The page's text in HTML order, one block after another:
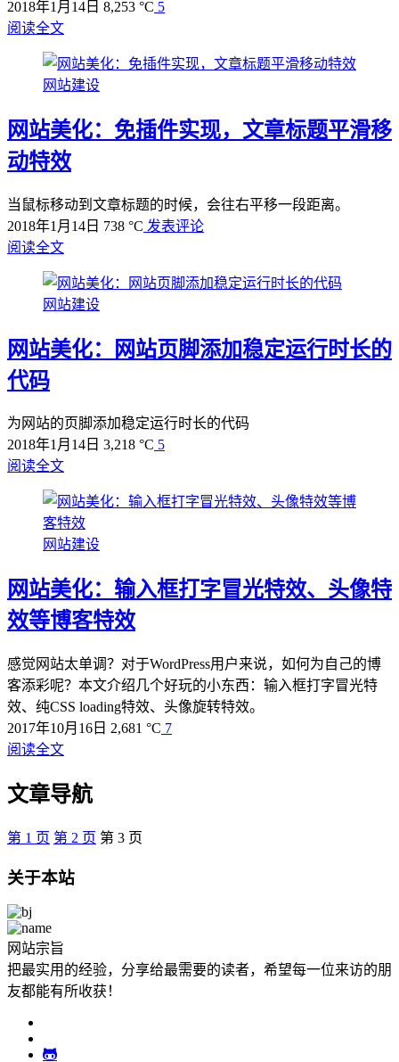
2018年1月14日 8,253 °C 5
阅读全文
网站建设
网站美化：免插件实现，文章标题平滑移
动特效
当鼠标移动到文章标题的时候，会往右平移一段距离。
2018年1月14日 738 °C 发表评论
阅读全文
网站建设
网站美化：网站页脚添加稳定运行时长的
代码
为网站的页脚添加稳定运行时长的代码
2018年1月14日 3,218 °C 5
阅读全文
网站建设
网站美化：输入框打字冒光特效、头像特
效等博客特效
感觉网站太单调？对于WordPress用户来说，如何为自己的博
客添彩呢？本文介绍几个好玩的小东西：输入框打字冒光特
效、纯CSS loading特效、头像旋转特效。
2017年10月16日 2,681 °C 7
阅读全文
文章导航
第 1 页 第 2 页 第 3 页
关于本站
网站宗旨
把最实用的经验，分享给最需要的读者，希望每一位来访的朋
友都能有所收获！